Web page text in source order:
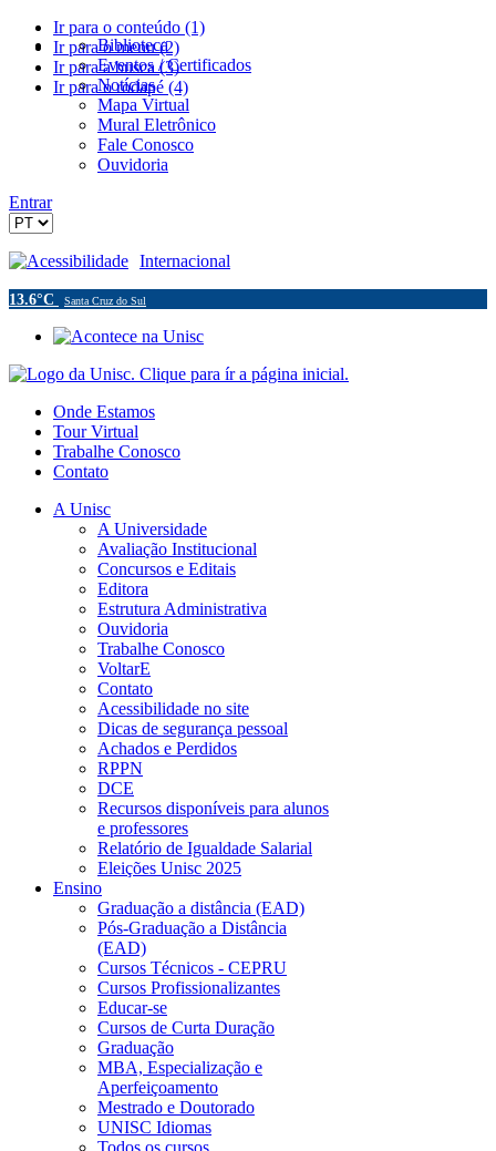
Ir para o conteúdo (1)
Ir para o menu (2)
Ir para a busca (3)
Ir para o rodapé (4)
Biblioteca
Eventos / Certificados
Notícias
Mapa Virtual
Mural Eletrônico
Fale Conosco
Ouvidoria
Entrar
Acessibilidade Internacional
13.6°C Santa Cruz do Sul
Onde Estamos
Tour Virtual
Trabalhe Conosco
Contato
A Unisc
A Universidade
Avaliação Institucional
Concursos e Editais
Editora
Estrutura Administrativa
Ouvidoria
Trabalhe Conosco
VoltarE
Contato
Acessibilidade no site
Dicas de segurança pessoal
Achados e Perdidos
RPPN
DCE
Recursos disponíveis para alunos
e professores
Relatório de Igualdade Salarial
Eleições Unisc 2025
Ensino
Graduação a distância (EAD)
Pós-Graduação a Distância
(EAD)
Cursos Técnicos - CEPRU
Cursos Profissionalizantes
Educar-se
Cursos de Curta Duração
Graduação
MBA, Especialização e
Aperfeiçoamento
Mestrado e Doutorado
UNISC Idiomas
Todos os cursos